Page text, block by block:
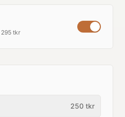
295 tkr
250 tkr